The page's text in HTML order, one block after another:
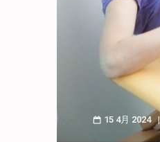
15 4月 2024